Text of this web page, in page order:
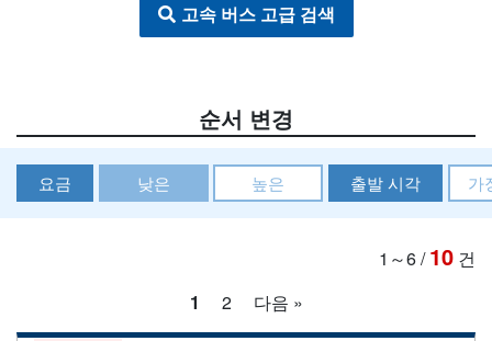
고속 버스 고급 검색
순서 변경
요금 낮은 높은 출발 시각 가
1～6/10 건
1
2 다음 »